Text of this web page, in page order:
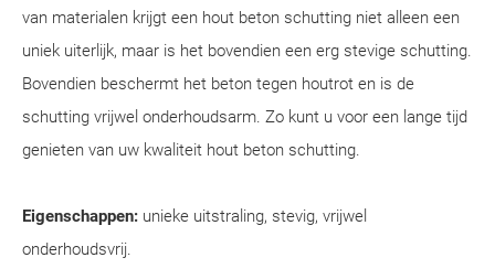
van materialen krijgt een hout beton schutting niet alleen een
uniek uiterlijk, maar is het bovendien een erg stevige schutting.
Bovendien beschermt het beton tegen houtrot en is de
schutting vrijwel onderhoudsarm. Zo kunt u voor een lange tijd
genieten van uw kwaliteit hout beton schutting.
Eigenschappen: unieke uitstraling, stevig, vrijwel
onderhoudsvrij.